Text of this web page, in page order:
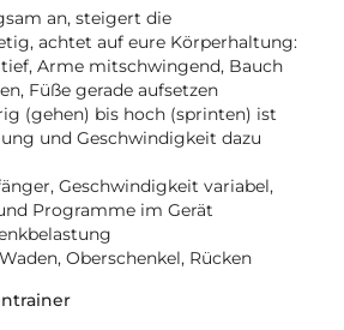
an, steigert die
achtet auf eure Körperhaltung:
Arme mitschwingend, Bauch
Füße gerade aufsetzen
(gehen) bis hoch (sprinten) ist
und Geschwindigkeit dazu
Geschwindigkeit variabel,
Programme im Gerät
Oberschenkel, Rücken